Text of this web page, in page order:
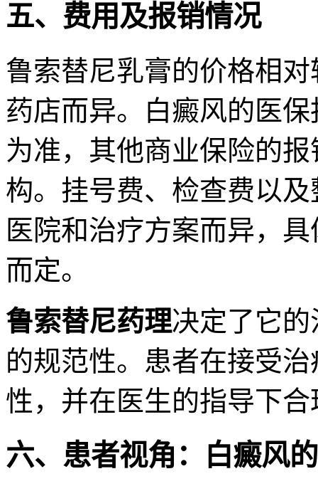
五、费用及报销情况
鲁索替尼乳膏的价格相
药店而异。白癜风的医
为准，其他商业保险的
构。挂号费、检查费以
医院和治疗方案而异，
而定。
鲁索替尼药理决定了它
的规范性。患者在接受
性，并在医生的指导下
六、患者视角：白癜风